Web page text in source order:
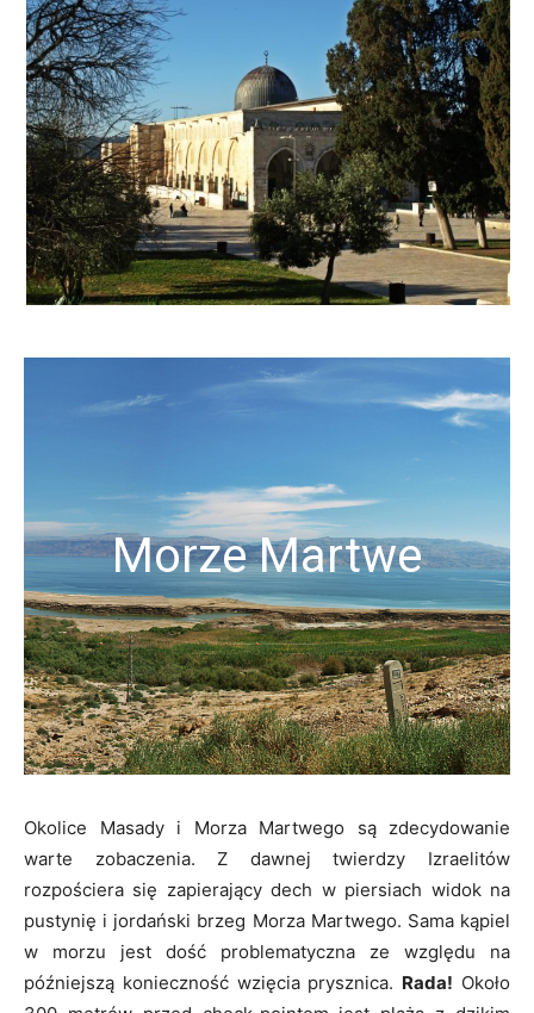
Morze Martwe
Okolice Masady i Morza Martwego są zdecydowanie
warte zobaczenia. Z dawnej twierdzy Izraelitów
rozpościera się zapierający dech w piersiach widok na
pustynię i jordański brzeg Morza Martwego. Sama kąpiel
w morzu jest dość problematyczna ze względu na
późniejszą konieczność wzięcia prysznica. Rada! Około